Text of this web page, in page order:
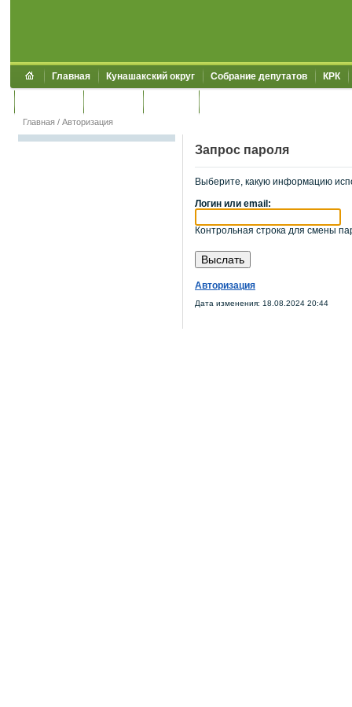
Главная Кунашакский округ Собрание депутатов КРК
Главная / Авторизация
Запрос пароля
Выберите, какую информацию
Логин или email:
Контрольная строка для смены
Авторизация
Дата изменения: 18.08.2024 20:44